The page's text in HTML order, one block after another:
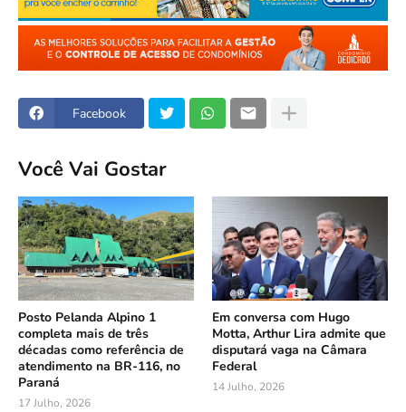
Facebook
Você Vai Gostar
Posto Pelanda Alpino 1
completa mais de três
décadas como referência de
atendimento na BR-116, no
Paraná
17 Julho, 2026
Em conversa com Hugo
Motta, Arthur Lira admite que
disputará vaga na Câmara
Federal
14 Julho, 2026